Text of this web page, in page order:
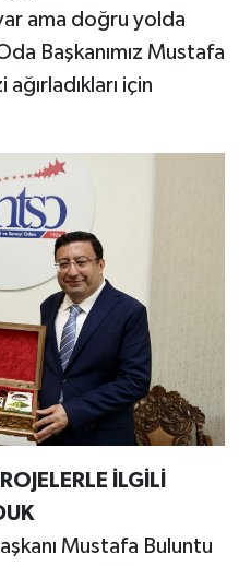
ama doğru yolda
Başkanımız Mustafa
için
İLGİLİ
Mustafa Buluntu